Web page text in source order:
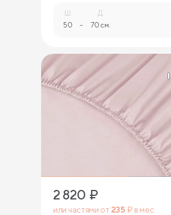
Ш.
50 -
Д.
70 см.
2 820 ₽
или частями от235 ₽ в мес.